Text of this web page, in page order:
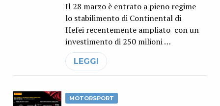
Il 28 marzo è entrato a pieno regime
lo stabilimento di Continental di
Hefei recentemente ampliato con un
investimento di 250 milioni …
LEGGI
MOTORSPORT